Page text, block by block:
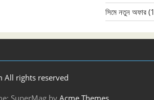
সিমে নতুন ‍অফার
All rights reserved
SuperMag by Acme Themes